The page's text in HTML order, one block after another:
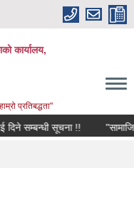
कार्यालय,
प्रतिबद्धता"
सूचना !! "सामाजिक